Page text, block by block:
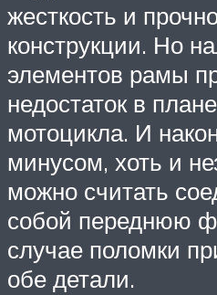
жесткость и
конструкции. Но
элементов рамы
недостаток в
мотоцикла. И
минусом, хоть и
можно считать
собой переднюю
случае поломки
обе детали.